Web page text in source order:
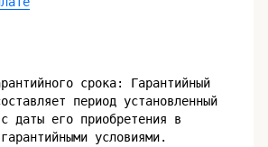
срока: Гарантийный
период установленный
даты его приобретения в
условиями.